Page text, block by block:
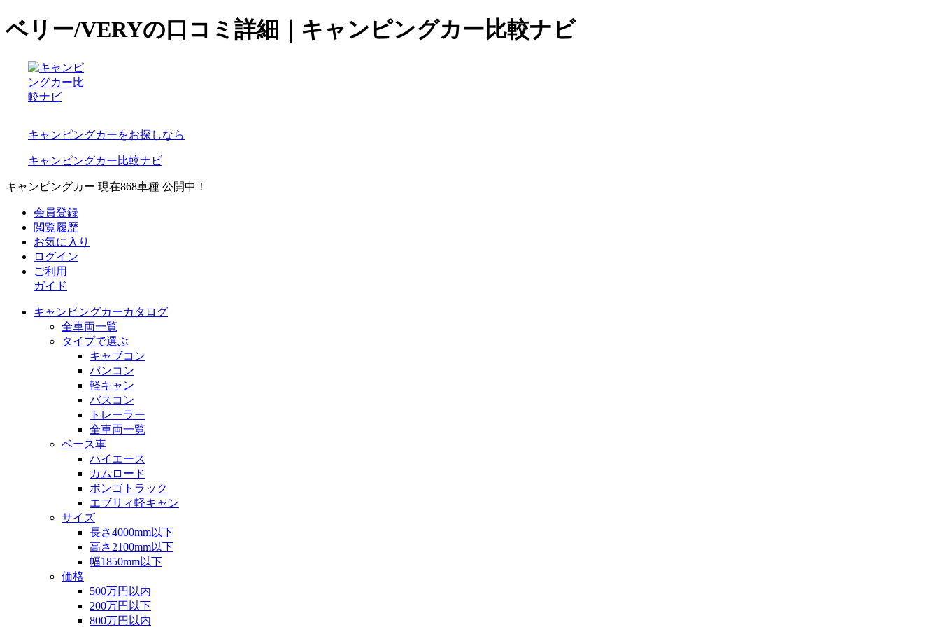
ベリー/VERYの口コミ詳細｜キャンピングカー比較ナビ
キャンピングカーをお探しなら
キャンピングカー比較ナビ
キャンピングカー 現在868車種 公開中！
会員登録
閲覧履歴
お気に入り
ログイン
ご利用
ガイド
キャンピングカーカタログ
全車両一覧
タイプで選ぶ
キャブコン
バンコン
軽キャン
バスコン
トレーラー
全車両一覧
ベース車
ハイエース
カムロード
ボンゴトラック
エブリィ軽キャン
サイズ
長さ4000mm以下
高さ2100mm以下
幅1850mm以下
価格
500万円以内
200万円以下
800万円以内